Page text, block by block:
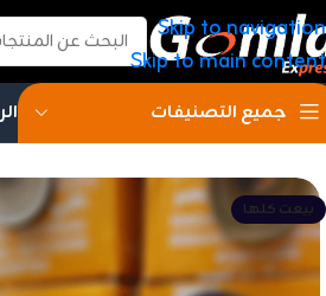
Skip to navigation
Skip to main content
جميع التصنيفات
بيعت كلها